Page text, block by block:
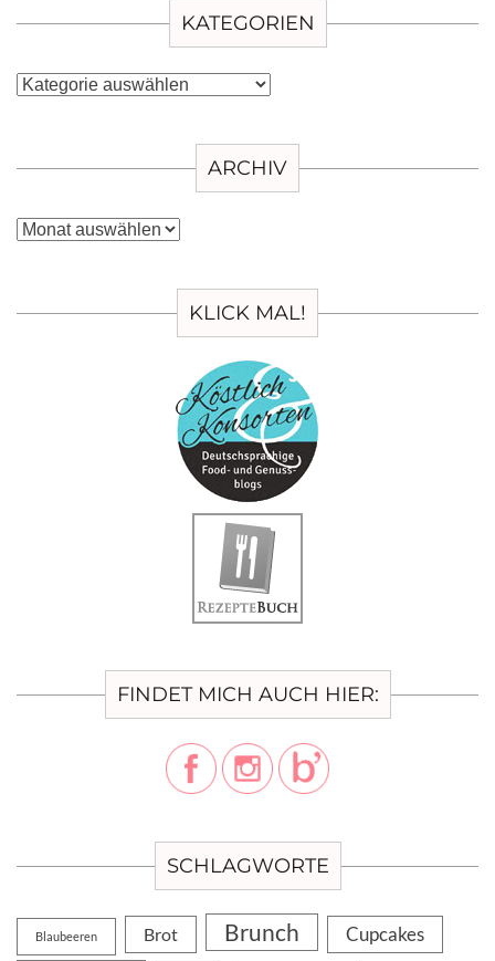
KATEGORIEN
Kategorien
ARCHIV
Archiv
KLICK MAL!
FINDET MICH AUCH HIER:
SCHLAGWORTE
Blaubeeren Brot Brunch Cupcakes